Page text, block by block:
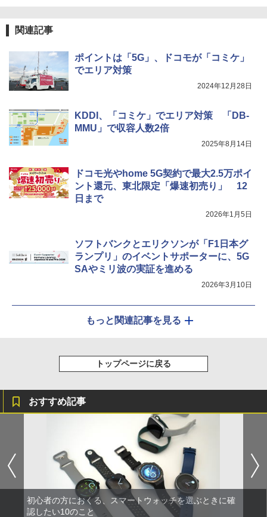
関連記事
ポイントは「5G」、ドコモが「コミケ」
でエリア対策
2024年12月28日
KDDI、「コミケ」でエリア対策 「DB-
MMU」で収容人数2倍
2025年8月14日
ドコモ光やhome 5G契約で最大2.5万ポイ
ント還元、東北限定「爆速初売り」 12
日まで
2026年1月5日
ソフトバンクとエリクソンが「F1日本グ
ランプリ」のイベントサポーターに、5G
SAやミリ波の実証を進める
2026年3月10日
もっと関連記事を見る
トップページに戻る
おすすめ記事
初心者の方におくる、スマートウォッチを選ぶときに確
認したい10のこと